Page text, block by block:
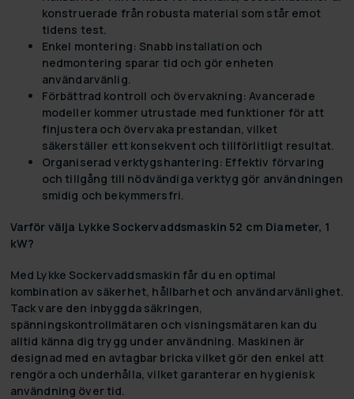
konstruerade från robusta material som står emot
tidens test.
Enkel montering: Snabb installation och
nedmontering sparar tid och gör enheten
användarvänlig.
Förbättrad kontroll och övervakning: Avancerade
modeller kommer utrustade med funktioner för att
finjustera och övervaka prestandan, vilket
säkerställer ett konsekvent och tillförlitligt resultat.
Organiserad verktygshantering: Effektiv förvaring
och tillgång till nödvändiga verktyg gör användningen
smidig och bekymmersfri.
Varför välja Lykke Sockervaddsmaskin 52 cm Diameter, 1
kW?
Med Lykke Sockervaddsmaskin får du en optimal
kombination av säkerhet, hållbarhet och användarvänlighet.
Tack vare den inbyggda säkringen,
spänningskontrollmätaren och visningsmätaren kan du
alltid känna dig trygg under användning. Maskinen är
designad med en avtagbar bricka vilket gör den enkel att
rengöra och underhålla, vilket garanterar en hygienisk
användning över tid.